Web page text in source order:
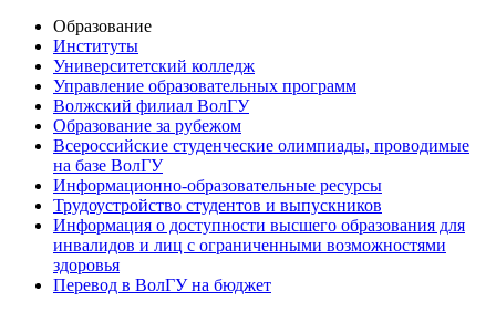
Образование
Институты
Университетский колледж
Управление образовательных программ
Волжский филиал ВолГУ
Образование за рубежом
Всероссийские студенческие олимпиады, проводимые
на базе ВолГУ
Информационно-образовательные ресурсы
Трудоустройство студентов и выпускников
Информация о доступности высшего образования для
инвалидов и лиц с ограниченными возможностями
здоровья
Перевод в ВолГУ на бюджет